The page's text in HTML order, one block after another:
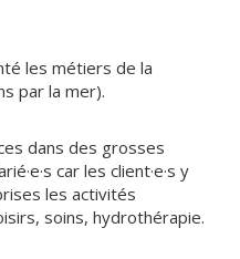
les métiers de la
par la mer).
dans des grosses
car les client·e·s y
les activités
soins, hydrothérapie.